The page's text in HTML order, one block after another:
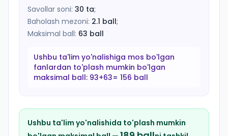
Savollar soni: 30 ta;
Baholash mezoni: 2.1 ball;
Maksimal ball: 63 ball
Ushbu ta'lim yo'nalishiga mos bo'lgan
fanlardan to'plash mumkin bo'lgan
maksimal ball: 93+63= 156 ball
Ushbu ta'lim yo'nalishida to'plash mumkin